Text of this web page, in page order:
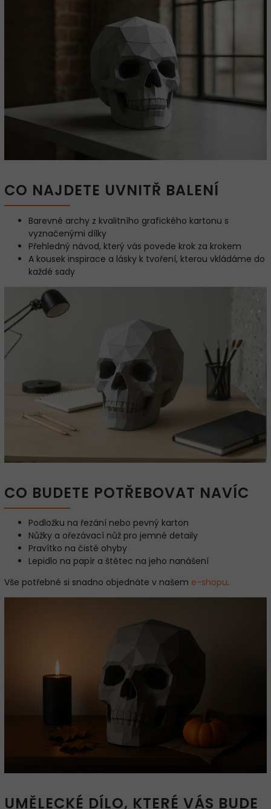
CO NAJDETE UVNITŘ BALENÍ
Barevné archy z kvalitního grafického kartonu s
vyznačenými dílky
Přehledný návod, který vás povede krok za krokem
A kousek inspirace a lásky k tvoření, kterou vkládáme do
každé sady
CO BUDETE POTŘEBOVAT NAVÍC
Podložku na řezání nebo pevný karton
Nůžky a ořezávací nůž pro jemné detaily
Pravítko na čisté ohyby
Lepidlo na papír a štětec na jeho nanášení
Vše potřebné si snadno objednáte v našem e-shopu.
UMĚLECKÉ DÍLO, KTERÉ VÁS BUDE